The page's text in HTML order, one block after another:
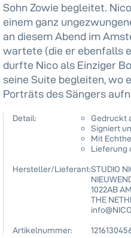
Sohn Zowie begleitet.
einem ganz
an diesem Abend im
wartete (die er ebenfalls
durfte Nico als Einziger
seine Suite begleiten, wo
Porträts des Sängers
Detail:
Gedruckt
Signiert
Mit
Lieferung
Hersteller/Lieferant:STUDIO
1022AB
THE
Artikelnummer: